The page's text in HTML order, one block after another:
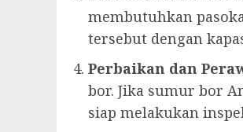
membutuhkan
tersebut dengan
Perbaikan dan
bor. Jika sumur bor
siap melakukan